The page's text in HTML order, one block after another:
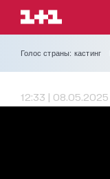
Голос страны: кастинг
12:33 | 08.05.2025